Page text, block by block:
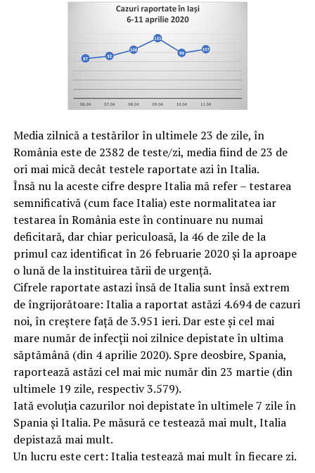
Media zilnică a testărilor în ultimele 23 de zile, în
România este de 2382 de teste/zi, media fiind de 23 de
ori mai mică decât testele raportate azi în Italia.
Însă nu la aceste cifre despre Italia mă refer – testarea
semnificativă (cum face Italia) este normalitatea iar
testarea în România este în continuare nu numai
deficitară, dar chiar periculoasă, la 46 de zile de la
primul caz identificat în 26 februarie 2020 și la aproape
o lună de la instituirea tării de urgență.
Cifrele raportate astazi însă de Italia sunt însă extrem
de îngrijorătoare: Italia a raportat astăzi 4.694 de cazuri
noi, în creștere față de 3.951 ieri. Dar este și cel mai
mare număr de infecții noi zilnice depistate în ultima
săptămână (din 4 aprilie 2020). Spre deosbire, Spania,
raportează astăzi cel mai mic număr din 23 martie (din
ultimele 19 zile, respectiv 3.579).
Iată evoluția cazurilor noi depistate în ultimele 7 zile în
Spania și Italia. Pe măsură ce testează mai mult, Italia
depistază mai mult.
Un lucru este cert: Italia testează mai mult în fiecare zi.